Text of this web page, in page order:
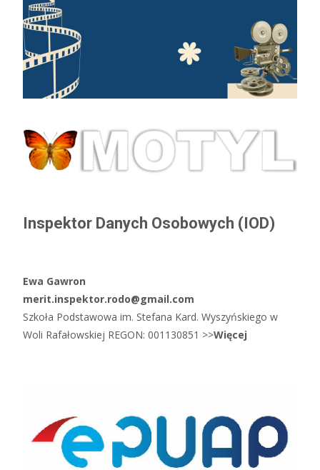
Inspektor Danych Osobowych (IOD)
Ewa Gawron
merit.inspektor.rodo@gmail.com
Szkoła Podstawowa im. Stefana Kard. Wyszyńskiego w
Woli Rafałowskiej REGON: 001130851 >>Więcej